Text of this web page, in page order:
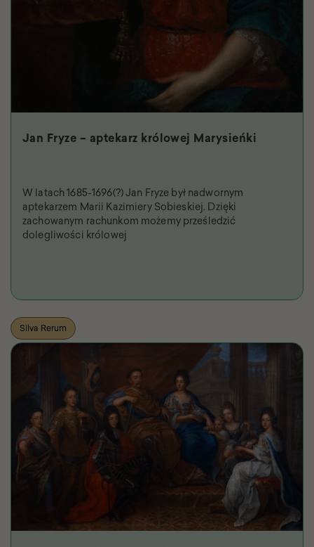
Jan Fryze – aptekarz królowej Marysieńki
W latach 1685-1696(?) Jan Fryze był nadwornym
aptekarzem Marii Kazimiery Sobieskiej. Dzięki
zachowanym rachunkom możemy prześledzić
dolegliwości królowej
Silva Rerum